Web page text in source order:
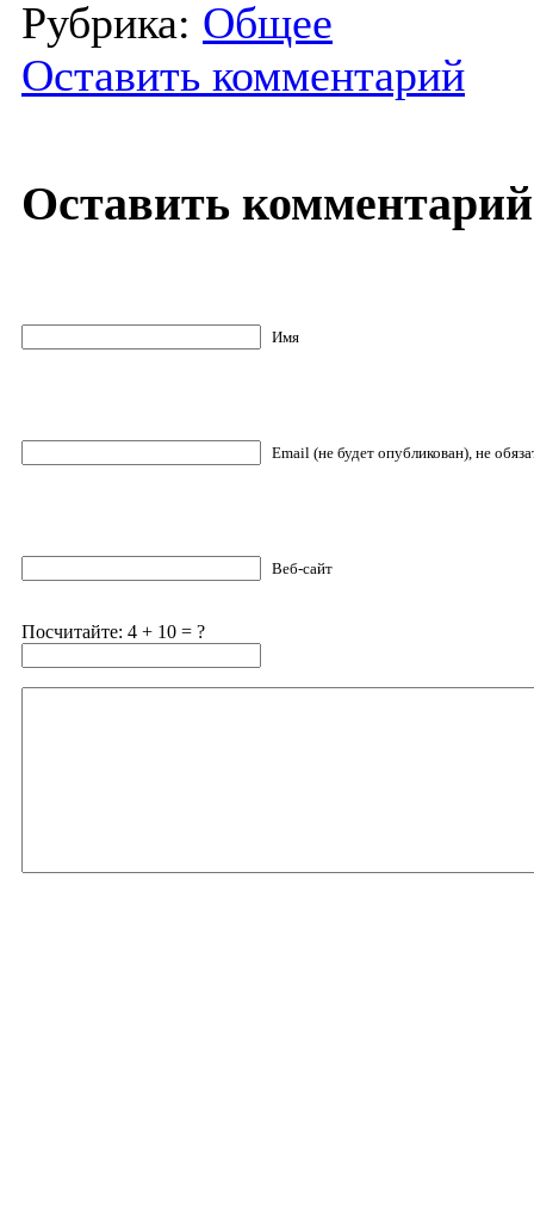
Рубрика: Общее
Оставить комментарий
Оставить комментарий
Имя
Email (не будет опубликован), не
Веб-сайт
Посчитайте: 4 + 10 = ?